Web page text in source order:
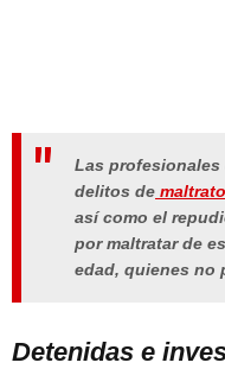
Las profesionales
delitos de
así como el
por maltratar de
edad, quienes no
Detenidas e